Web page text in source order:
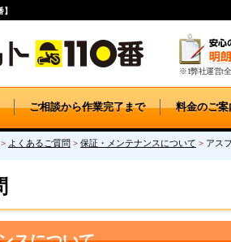
※1弊社運営t
ご相談から作業完了まで 料金のご案
> よくあるご質問 > 保証・メンテナンスについて > アス